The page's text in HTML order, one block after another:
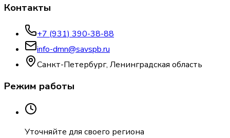
Контакты
+7 (931) 390-38-88
info-dmn@savspb.ru
Санкт-Петербург, Ленинградская область
Режим работы
Уточняйте для своего региона